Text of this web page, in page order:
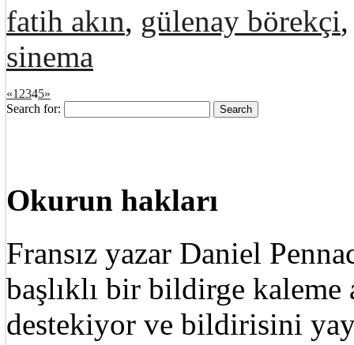
fatih akın, gülenay börekçi
sinema
«1 2345»
Search for:
Okurun hakları
Fransız yazar Daniel
başlıklı bir bildirge kaleme
destekiyor ve bildirisini